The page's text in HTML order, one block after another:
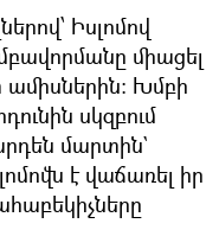
Իսլոմով
միացել
Խմբի
սկզբում
մարտին`
է վաճառել իր